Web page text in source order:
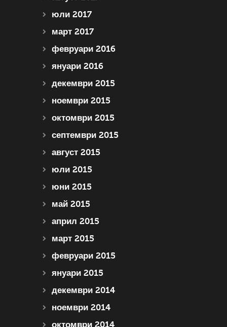
юли 2017
март 2017
февруари 2016
януари 2016
декември 2015
ноември 2015
октомври 2015
септември 2015
август 2015
юли 2015
юни 2015
май 2015
април 2015
март 2015
февруари 2015
януари 2015
декември 2014
ноември 2014
октомври 2014